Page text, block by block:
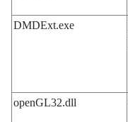
DMDExt.exe
openGL32.dll